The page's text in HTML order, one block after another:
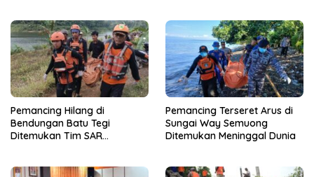
LAZDAI
Pemancing Hilang di
Bendungan Batu Tegi
Ditemukan Tim SAR
Pemancing Terseret Arus di
Sungai Way Semuong
Ditemukan Meninggal Dunia